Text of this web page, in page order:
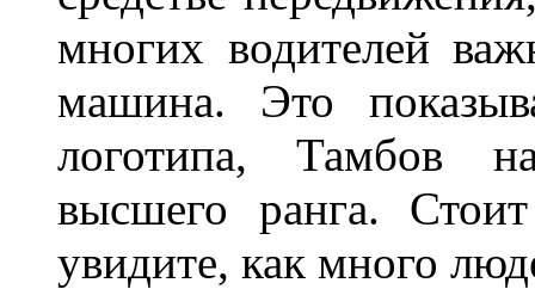
многих водителей
машина. Это
логотипа, Тамбов
высшего ранга.
увидите, как много